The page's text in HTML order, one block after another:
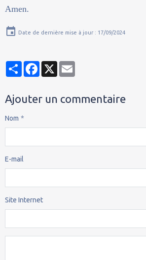
Amen.
Date de dernière mise à jour : 17/09/2024
PartagerFacebook
X
Ajouter un commentaire
Nom
E-mail
Site Internet